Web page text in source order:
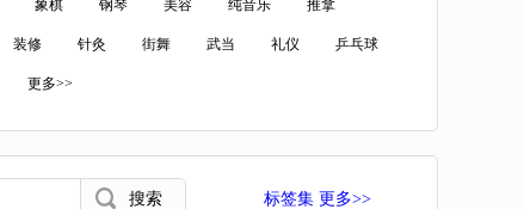
象棋 钢琴 美容 纯音乐 推拿
装修 针灸 街舞 武当 礼仪 乒乓球
更多>>
标签集 更多>>